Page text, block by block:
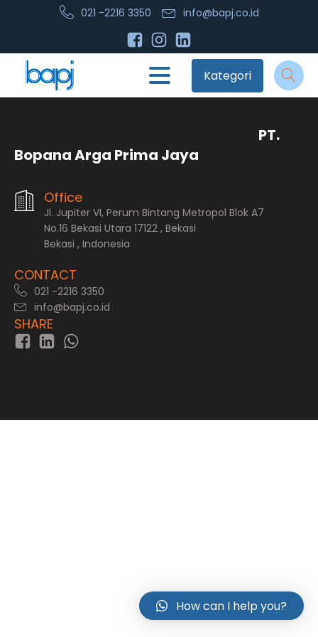
021 -2216 3350 info@bapj.co.id
Kategori
PT.
Bopana Arga Prima Jaya
Office
Jl. Jupiter VI, Perum Bintang Metropol Blok A7
No.16 Bekasi Utara 17122 , Bekasi
Bekasi , Indonesia
CONTACT
021 -2216 3350
info@bapj.co.id
SHARE
How can I help you?